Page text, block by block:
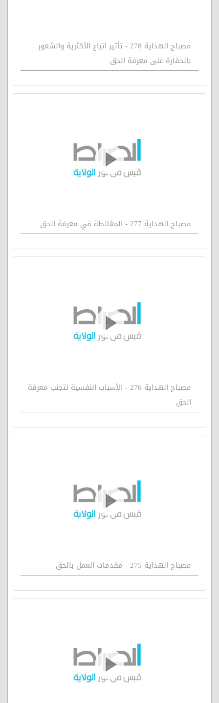
مصباح الهداية 278 - تأثير اتباع الأكثرية والشعور
بالحقارة على معرفة الحق
مصباح الهداية 277 - المغالطة في معرفة الحق
مصباح الهداية 276 - الأسباب النفسية لتجنب معرفة
الحق
مصباح الهداية 275 - مقدمات العمل بالحق